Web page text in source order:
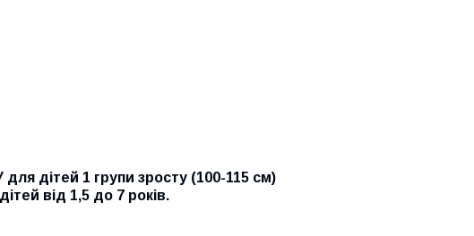
дітей 1 групи зросту (100-115 см)
від 1,5 до 7 років.